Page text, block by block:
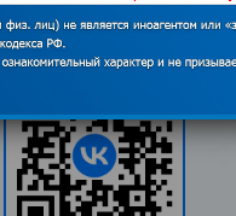
для связи с нами из-за